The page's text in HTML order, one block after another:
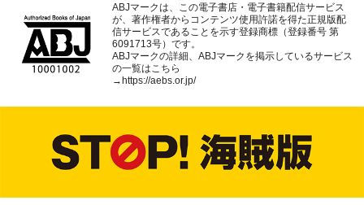
ABJマークは、この電子書店・電子書籍配信サービス
が、著作権者からコンテンツ使用許諾を得た正規版配
信サービスであることを示す登録商標（登録番号 第
6091713号）です。
ABJマークの詳細、ABJマークを掲示しているサービス
の一覧はこちら
→https://aebs.or.jp/